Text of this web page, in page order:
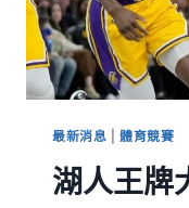
最新消息 |體育競賽
湖人王牌